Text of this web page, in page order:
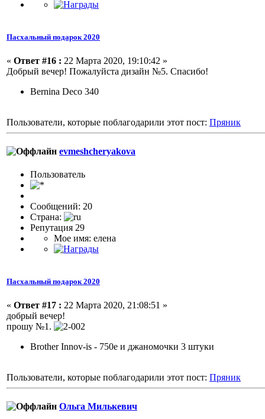
Пасхальный подарок 2020
« Ответ #16 : 22 Марта 2020, 19:10:42 »
Добрый вечер! Пожалуйста дизайн №5. Спасибо!
Bernina Deco 340
Пользователи, которые поблагодарили этот пост: Пряник
evmeshcheryakova
Пользоватeль
Сообщений: 20
Страна:
Репутация 29
Мое имя: елена
Пасхальный подарок 2020
« Ответ #17 : 22 Марта 2020, 21:08:51 »
добрый вечер!
прошу №1.
Brother Innov-is - 750e и джаномочки 3 штуки
Пользователи, которые поблагодарили этот пост: Пряник
Ольга Милькевич